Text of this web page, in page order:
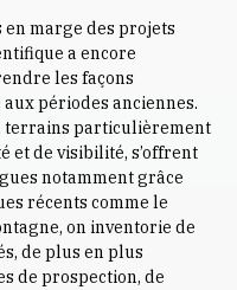
en marge des projets
a encore
les façons
périodes anciennes.
terrains particulièrement
et de visibilité, s’offrent
notamment grâce
récents comme le
on inventorie de
de plus en plus
de prospection, de